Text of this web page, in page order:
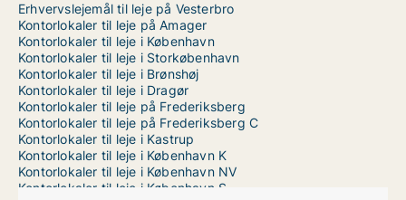
Erhvervslejemål til leje på Vesterbro
Kontorlokaler til leje på Amager
Kontorlokaler til leje i København
Kontorlokaler til leje i Storkøbenhavn
Kontorlokaler til leje i Brønshøj
Kontorlokaler til leje i Dragør
Kontorlokaler til leje på Frederiksberg
Kontorlokaler til leje på Frederiksberg C
Kontorlokaler til leje i Kastrup
Kontorlokaler til leje i København K
Kontorlokaler til leje i København NV
Kontorlokaler til leje i København S